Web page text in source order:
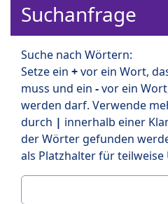
Suchanfrage
Suche nach Wörtern:
Setze ein +vor ein Wort,
muss und ein -vor ein
werden darf. Verwende
durch | innerhalb einer
der Wörter gefunden
als Platzhalter für